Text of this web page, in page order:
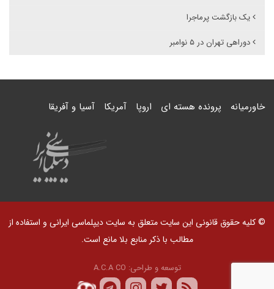
یک بازگشت پر‌ماجرا
دوراهی تهران در ۵ نوامبر
خاورمیانه پرونده هسته ای اروپا آمریکا آسیا و آفریقا
© کلیه حقوق قانونی این سایت متعلق به سایت دیپلماسی ایرانی و استفاده از
مطالب با ذکر منابع بلا مانع است.
توسعه و طراحی: A.C.A CO